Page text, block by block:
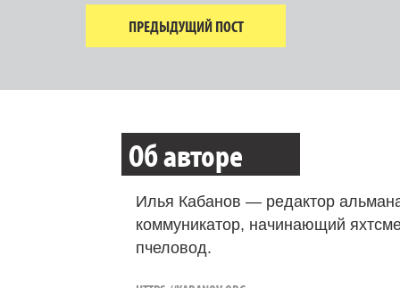
ПРЕДЫДУЩИЙ ПОСТ
Об авторе
Илья Кабанов — редактор
коммуникатор, начинающий
пчеловод.